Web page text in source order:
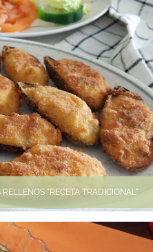
"RECETA TRADICIONAL"